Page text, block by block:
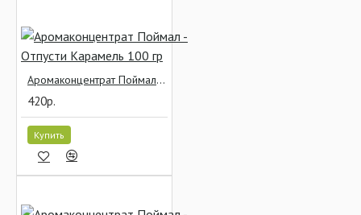
Аромаконцентрат Поймал - Отпусти Карамель 100 гр
420р.
Купить